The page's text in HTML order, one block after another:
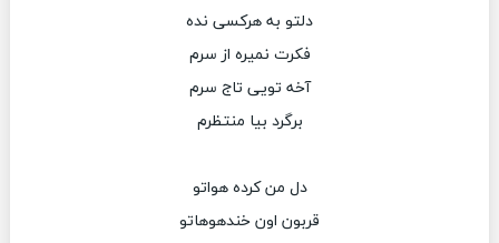
دلتو به هرکسی نده
فکرت نمیره از سرم
آخه تویی تاج سرم
برگرد بیا منتظرم
دل من کرده هواتو
قربون اون خندهوهاتو